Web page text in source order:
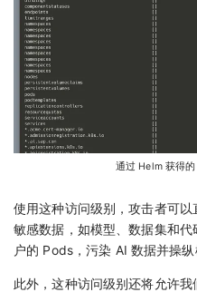
通过 Helm 获得
使用这种访问级别，攻击者可
敏感数据，如模型、数据集和
户的 Pods，污染 AI 数据并操纵
此外，这种访问级别还将允许